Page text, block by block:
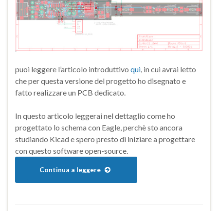
puoi leggere l’articolo introduttivo qui, in cui avrai letto
che per questa versione del progetto ho disegnato e
fatto realizzare un PCB dedicato.
In questo articolo leggerai nel dettaglio come ho
progettato lo schema con Eagle, perchè sto ancora
studiando Kicad e spero presto di iniziare a progettare
con questo software open-source.
Continua a leggere